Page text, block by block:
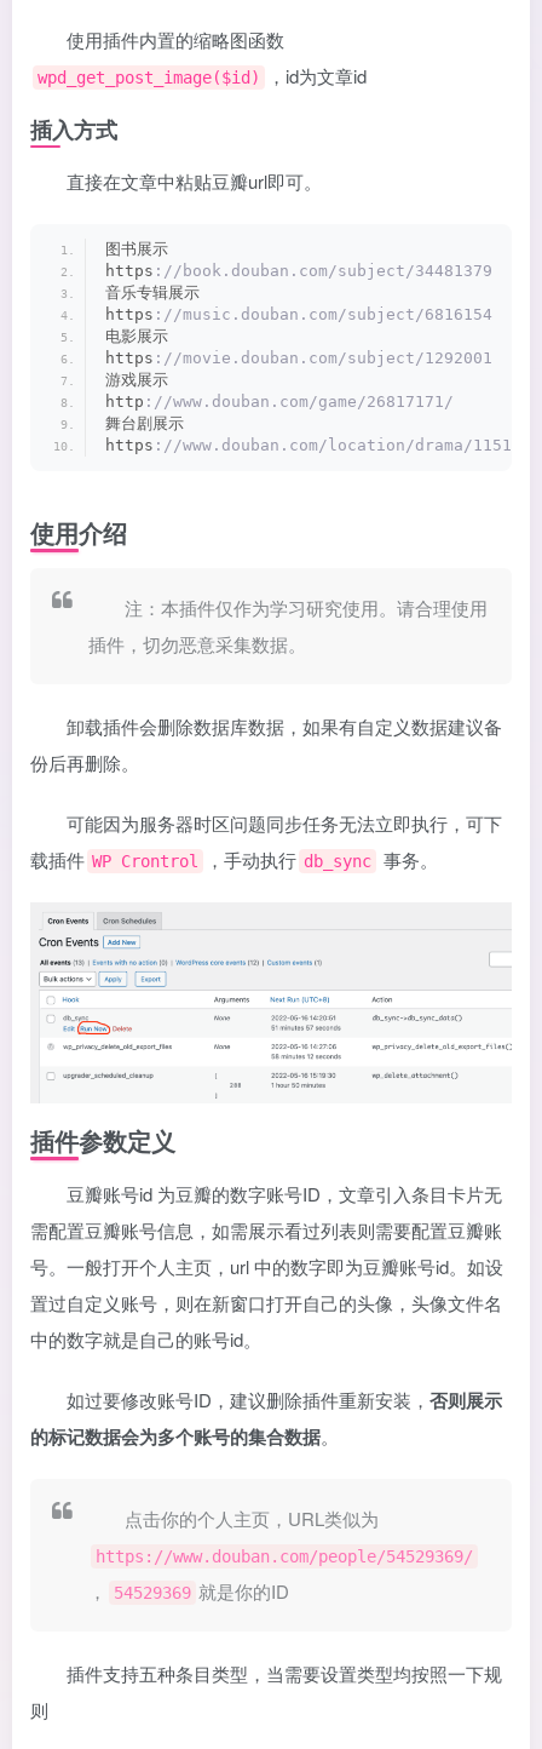
使用插件内置的缩略图函数
wpd_get_post_image($id) ，id为文章id
插入方式
直接在文章中粘贴豆瓣url即可。
图书展示
https ://book.douban.com/subject/34481379
音乐专辑展示
https ://music.douban.com/subject/6816154
电影展示
https ://movie.douban.com/subject/1292001
游戏展示
http ://www.douban.com/game/26817171/
舞台剧展示
https ://www.douban.com/location/drama/
使用介绍
注：本插件仅作为学习研究使用。请合理使用
插件，切勿恶意采集数据。
卸载插件会删除数据库数据，如果有自定义数据建议备
份后再删除。
可能因为服务器时区问题同步任务无法立即执行，可下
载插件 WP Crontrol ，手动执行 db_sync 事务。
插件参数定义
豆瓣账号id 为豆瓣的数字账号ID，文章引入条目卡片无
需配置豆瓣账号信息，如需展示看过列表则需要配置豆瓣账
号。一般打开个人主页，url 中的数字即为豆瓣账号id。如设
置过自定义账号，则在新窗口打开自己的头像，头像文件名
中的数字就是自己的账号id。
如过要修改账号ID，建议删除插件重新安装， 否则展示
的标记数据会为多个账号的集合数据。
点击你的个人主页，URL类似为
https://www.douban.com/people/54529369/
， 54529369 就是你的ID
插件支持五种条目类型，当需要设置类型均按照一下规
则